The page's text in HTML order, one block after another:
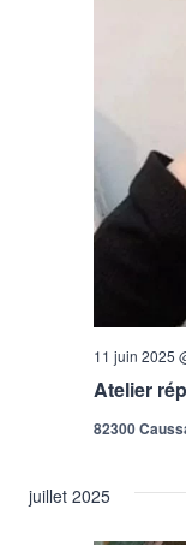
Atelier
11 juin 2025
82300
juillet 2025